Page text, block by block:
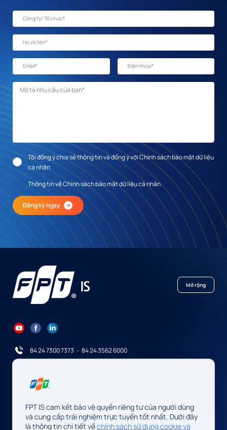
Công ty/ Tổ chức*
Họ và tên*
Email* Điện thoại*
Mô tả nhu cầu *
Tôi đồng ý chia sẻ thông tin và đồng ý với Chính sách bảo mật dữ liệu
cá nhân
Thông tin về Chính sách bảo mật dữ liệu cá nhân
Đăng ký ngay
Mở rộng
84 24 7300 7373 - 84 24 3562 6000
Trụ sở: Số 10 phố Phạm Văn Bạch, P. Cầu Giấy, Hà Nội, Việt Nam
Cơ quan chủ quản: Công ty TNHH FPT IS
Mã số doanh nghiệp: 0104128565 do Sở Tài chính Thành phố Hà
FPT IS cam kết bảo vệ quyền riêng tư của người dùng
và cung cấp trải nghiệm trực tuyến tốt nhất. Dưới đây
là thông tin chi tiết vềchính sách sử dụng cookie và